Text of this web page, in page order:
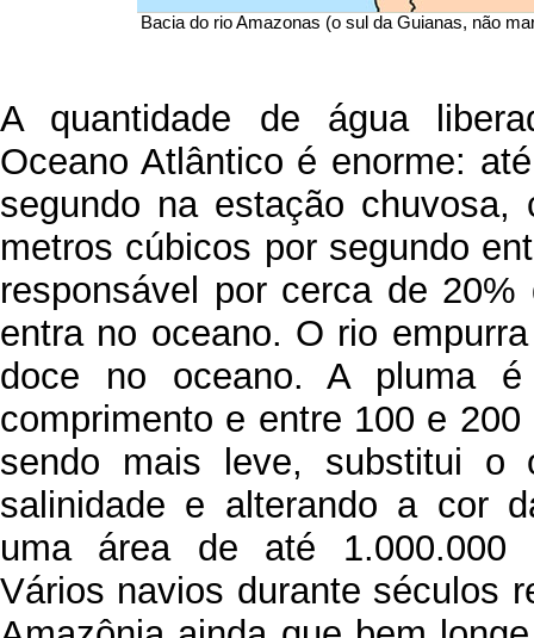
Bacia do rio Amazonas (o sul da Guianas, não
A quantidade de água
Oceano Atlântico é enorme:
segundo na estação
metros cúbicos por segundo
responsável por cerca de
entra no oceano. O rio
doce no oceano. A pluma
comprimento e entre 100 e
sendo mais leve, substitui o
salinidade e alterando a cor
uma área de até 1.000.000
Vários navios durante séculos